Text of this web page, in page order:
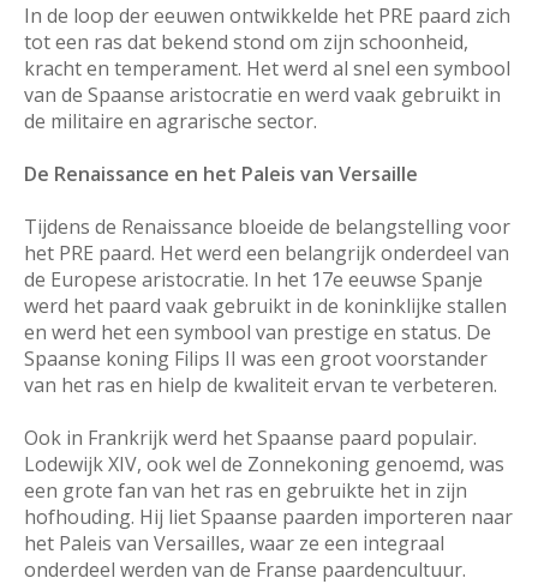
In de loop der eeuwen ontwikkelde het PRE paard zich
tot een ras dat bekend stond om zijn schoonheid,
kracht en temperament. Het werd al snel een symbool
van de Spaanse aristocratie en werd vaak gebruikt in
de militaire en agrarische sector.
De Renaissance en het Paleis van Versaille
Tijdens de Renaissance bloeide de belangstelling voor
het PRE paard. Het werd een belangrijk onderdeel van
de Europese aristocratie. In het 17e eeuwse Spanje
werd het paard vaak gebruikt in de koninklijke stallen
en werd het een symbool van prestige en status. De
Spaanse koning Filips II was een groot voorstander
van het ras en hielp de kwaliteit ervan te verbeteren.
Ook in Frankrijk werd het Spaanse paard populair.
Lodewijk XIV, ook wel de Zonnekoning genoemd, was
een grote fan van het ras en gebruikte het in zijn
hofhouding. Hij liet Spaanse paarden importeren naar
het Paleis van Versailles, waar ze een integraal
onderdeel werden van de Franse paardencultuur.